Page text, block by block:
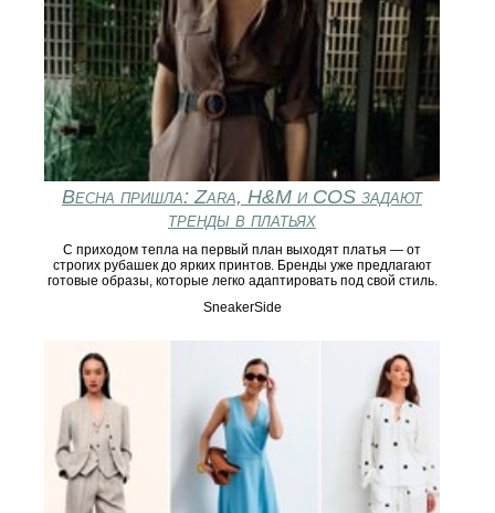
Весна пришла: Zara, H&M и COS задают
тренды в платьях
С приходом тепла на первый план выходят платья — от
строгих рубашек до ярких принтов. Бренды уже предлагают
готовые образы, которые легко адаптировать под свой стиль.
SneakerSide